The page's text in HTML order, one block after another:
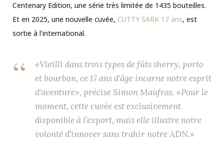
Centenary Edition, une série très limitée de 1435 bouteilles.
Et en 2025, une nouvelle cuvée, CUTTY SARK 17 ans, est
sortie à l'international.
«Vieilli dans trois types de fûts sherry, porto
et bourbon, ce 17 ans d'âge incarne notre esprit
d'aventure», précise Simon Maufras. «Pour le
moment, cette cuvée est exclusivement
disponible à l’export, mais elle illustre notre
volonté d’innover sans trahir notre ADN.»